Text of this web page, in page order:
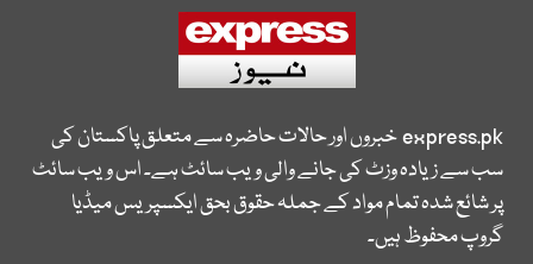
express.pkخبروں اور حالات حاضرہ سے متعلق پاکستان کی
سب سے زیادہ وزٹ کی جانے والی ویب سائٹ ہے۔ اس ویب سائٹ
پر شائع شدہ تمام مواد کے جملہ حقوق بحق ایکسپریس میڈیا
گروپ محفوظ ہیں۔